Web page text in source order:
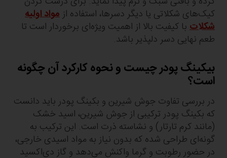
کیک‌های شکلاتی یا دیگر دسرها، استفاده از مواد اولیه
شکلات با کیفیت بالا از اهمیت ویژه‌ای برخوردار است تا
طعم نهایی دسر دلپذیر باشد.
بیکینگ پودر چیست و نحوه کارکرد آن چگونه
است؟
در بررسی تفاوت جوش شیرین و بکینگ پودر باید دانست
که بکینگ پودر ترکیبی از جوش شیرین، اسید خشک
(مانند کرم تارتار) و نشاسته ذرت است. این ترکیب به
گونه‌ای طراحی شده که بدون نیاز به مواد اسیدی خارجی،
در حضور رطوبت و گرما واکنش می‌دهد و گاز دی‌اکسید